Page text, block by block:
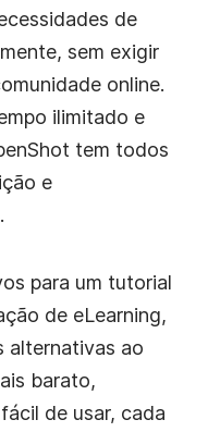
de
sem exigir
online.
ilimitado e
tem todos
e
para um tutorial
de eLearning,
alternativas ao
barato,
de usar, cada